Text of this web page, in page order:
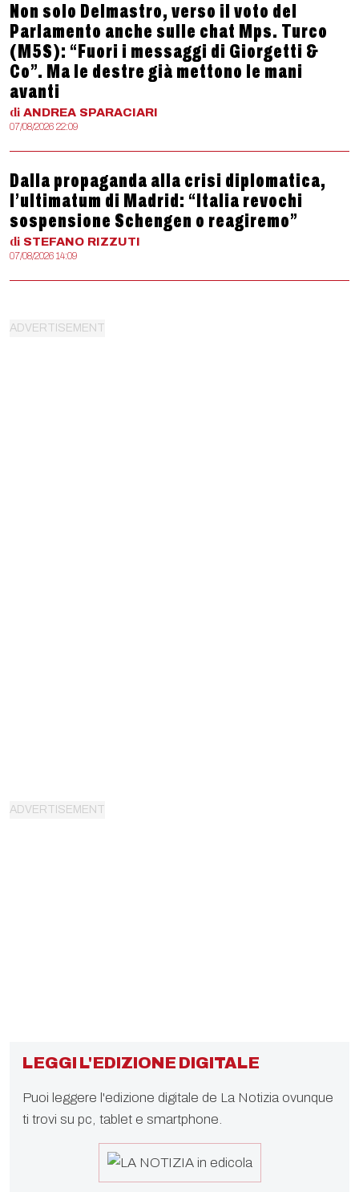
Non solo Delmastro, verso il voto del
Parlamento anche sulle chat Mps. Turco
(M5S): “Fuori i messaggi di Giorgetti &
Co”. Ma le destre già mettono le mani
avanti
di ANDREA SPARACIARI
07/08/2026 22:09
Dalla propaganda alla crisi diplomatica,
l’ultimatum di Madrid: “Italia revochi
sospensione Schengen o reagiremo”
di STEFANO RIZZUTI
07/08/2026 14:09
LEGGI L'EDIZIONE DIGITALE
Puoi leggere l'edizione digitale de La Notizia ovunque
ti trovi su pc, tablet e smartphone.